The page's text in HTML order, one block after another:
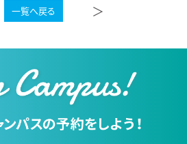
一覧へ戻る ＞